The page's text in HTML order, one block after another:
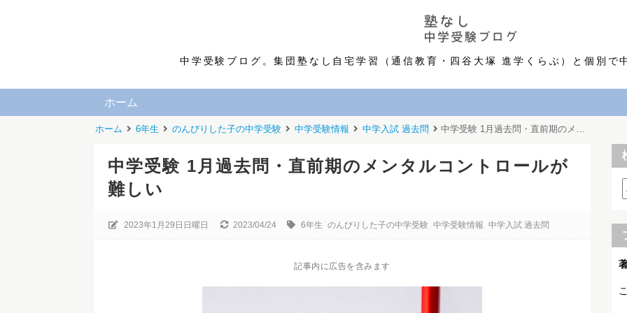
中学受験ブログ。集団塾なし自宅学習（通信教育・四谷大塚 進学くらぶ）と個別で
ホーム
ホーム 6年生 のんびりした子の中学受験 中学受験情報 中学入試 過去問 中学受験 1月過去問・直前期のメンタルコントロールが難しい
中学受験 1月過去問・直前期のメンタルコントロールが
難しい
2023年1月29日日曜日 2023/04/24 6年生 のんびりした子の中学受験 中学受験情報 中学入試 過去問
記事内に広告を含みます